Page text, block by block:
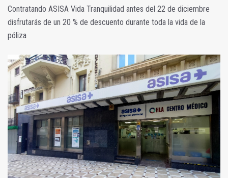
Contratando ASISA Vida Tranquilidad antes del 22 de diciembre
disfrutarás de un 20 % de descuento durante toda la vida de la
póliza